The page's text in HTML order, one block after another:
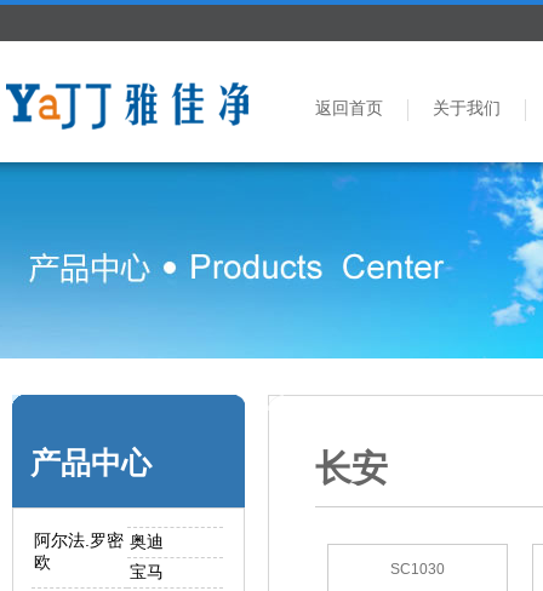
返回首页 关于我们
产品中心
阿尔法.罗密
欧
奥迪
宝马
长安
SC1030